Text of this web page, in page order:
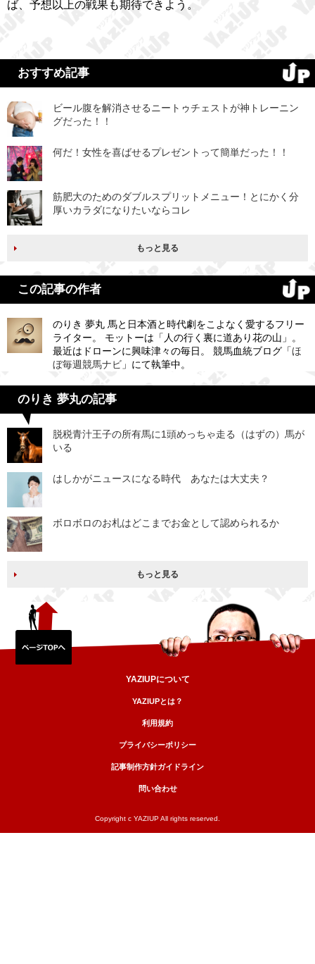
ば、予想以上の戦果も期待できよう。
おすすめ記事
ビール腹を解消させるニートゥチェストが神トレーニン
グだった！！
何だ！女性を喜ばせるプレゼントって簡単だった！！
筋肥大のためのダブルスプリットメニュー！とにかく分
厚いカラダになりたいならコレ
もっと見る
この記事の作者
のりき 夢丸 馬と日本酒と時代劇をこよなく愛するフリー
ライター。 モットーは「人の行く裏に道あり花の山」。
最近はドローンに興味津々の毎日。 競馬血統ブログ「ほ
ぼ毎週競馬ナビ 」にて執筆中。
のりき 夢丸の記事
脱税青汁王子の所有馬に1頭めっちゃ走る（はずの）馬が
いる
はしかがニュースになる時代 あなたは大丈夫？
ボロボロのお札はどこまでお金として認められるか
もっと見る
YAZIUPについて
YAZIUPとは？
利用規約
プライバシーポリシー
記事制作方針ガイドライン
問い合わせ
Copyright c YAZIUP All rights reserved.